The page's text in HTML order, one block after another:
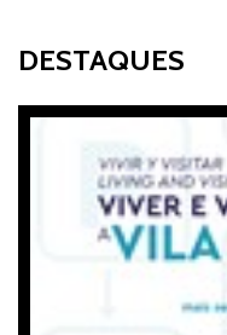
DESTAQUES